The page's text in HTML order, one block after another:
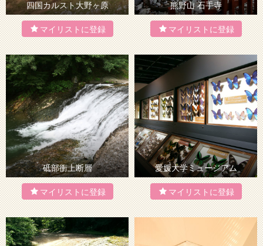
四国カルスト大野ヶ原 熊野山 石手寺
砥部衝上断層 愛媛大学ミュージアム